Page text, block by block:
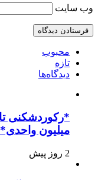
وب‌ سایت
محبوب
تازه
دیدگاه‌ها
میلیون واحدی*
2 روز پیش